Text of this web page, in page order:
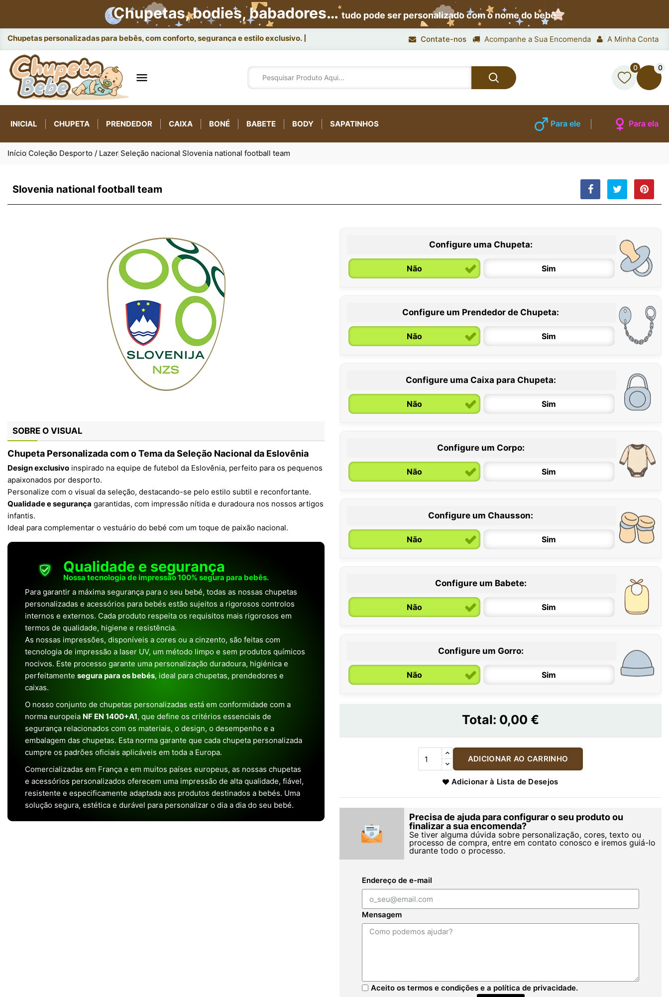
Chupetas, bodies, babadores…tudo pode ser personalizado com o nome do bebê
Chupetas personalizadas para bebês, com conforto, segurança e estilo exclusivo. Contate-nos Acompanhe a Sua Encomenda A Minha Conta

0 0
INICIAL CHUPETA PRENDEDOR CAIXA BONÉ BABETE BODY SAPATINHOS Para ele Para ela
Início Coleção Desporto / Lazer Seleção nacional Slovenia national football team
Slovenia national football team
SOBRE O VISUAL
Chupeta Personalizada com o Tema da Seleção Nacional da Eslovênia
Design exclusivo inspirado na equipe de futebol da Eslovênia, perfeito para os pequenos
apaixonados por desporto.
Personalize com o visual da seleção, destacando-se pelo estilo subtil e reconfortante.
Qualidade e segurança garantidas, com impressão nítida e duradoura nos nossos artigos
infantis.
Ideal para complementar o vestuário do bebé com um toque de paixão nacional.
Qualidade e segurança
Nossa tecnologia de impressão 100% segura para bebês.
Para garantir a máxima segurança para o seu bebé, todas as nossas chupetas
personalizadas e acessórios para bebés estão sujeitos a rigorosos controlos
internos e externos. Cada produto respeita os requisitos mais rigorosos em
termos de qualidade, higiene e resistência.
As nossas impressões, disponíveis a cores ou a cinzento, são feitas com
tecnologia de impressão a laser UV, um método limpo e sem produtos químicos
nocivos. Este processo garante uma personalização duradoura, higiénica e
perfeitamente segura para os bebés, ideal para chupetas, prendedores e
caixas.
O nosso conjunto de chupetas personalizadas está em conformidade com a
norma europeia NF EN 1400+A1, que define os critérios essenciais de
segurança relacionados com os materiais, o design, o desempenho e a
embalagem das chupetas. Esta norma garante que cada chupeta personalizada
cumpre os padrões oficiais aplicáveis em toda a Europa.
Comercializadas em França e em muitos países europeus, as nossas chupetas
e acessórios personalizados oferecem uma impressão de alta qualidade, fiável,
resistente e especificamente adaptada aos produtos destinados a bebés. Uma
solução segura, estética e durável para personalizar o dia a dia do seu bebé.
Configure uma Chupeta:
Não Sim
0 / 6 meses
Configure um Prendedor de Chupeta:
Não Sim
Configure uma Caixa para Chupeta:
Não Sim
Configure um Corpo:
Não Sim
6 / 12 meses 12 / 18 meses
Configure um Chausson:
Não Sim
Configure um Babete:
Não Sim
Configure um Gorro:
Não Sim
Total: 0,00 €
ADICIONAR AO CARRINHO
Adicionar à Lista de Desejos
Precisa de ajuda para configurar o seu produto ou
finalizar a sua encomenda?
Se tiver alguma dúvida sobre personalização, cores, texto ou
processo de compra, entre em contato conosco e iremos guiá-lo
durante todo o processo.
Endereço de e-mail
Mensagem
Aceito os termos e condições e a política de privacidade.